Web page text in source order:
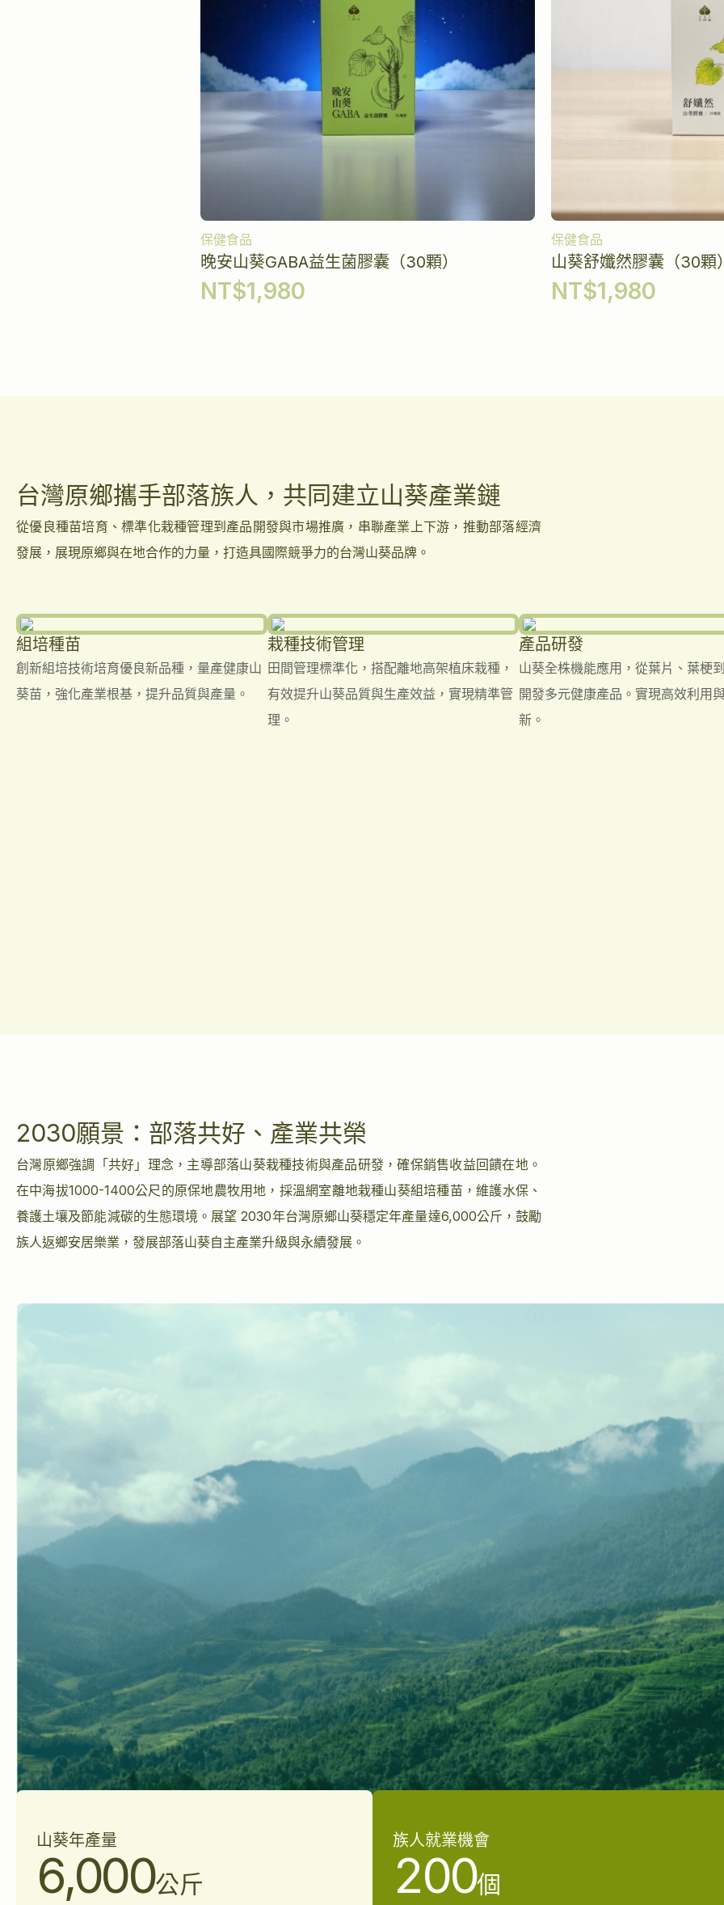
保健食品
晚安山葵GABA益生菌膠囊（30顆）
NT$1,980
保健食品
山葵舒孅然膠囊（30顆
NT$1,980
台灣原鄉攜手部落族人，共同建立山葵產業鏈
從優良種苗培育、標準化栽種管理到產品開發與市場推廣，串聯產業上下游，推動部落經濟
發展，展現原鄉與在地合作的力量，打造具國際競爭力的台灣山葵品牌。
組培種苗
創新組培技術培育優良新品種，量產健康山
葵苗，強化產業根基，提升品質與產量。
栽種技術管理
田間管理標準化，搭配離地高架植床栽種，
有效提升山葵品質與生產效益，實現精準管
理。
產品研發
山葵全株機能應用，從葉片、葉梗
開發多元健康產品。實現高效利用
新。
2030願景：部落共好、產業共榮
台灣原鄉強調「共好」理念，主導部落山葵栽種技術與產品研發，確保銷售收益回饋在地。
在中海拔1000-1400公尺的原保地農牧用地，採溫網室離地栽種山葵組培種苗，維護水保、
養護土壤及節能減碳的生態環境。展望 2030年台灣原鄉山葵穩定年產量達6,000公斤，鼓勵
族人返鄉安居樂業，發展部落山葵自主產業升級與永續發展。
山葵年產量
6,000公斤
族人就業機會
200個